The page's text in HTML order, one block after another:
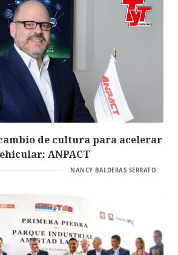
de cultura para acelerar
ANPACT
NANCY BALDERAS SERRATO